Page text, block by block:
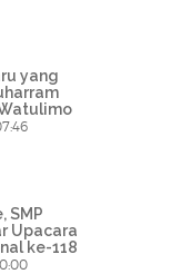
yang
SMP
Upacara
ke-118